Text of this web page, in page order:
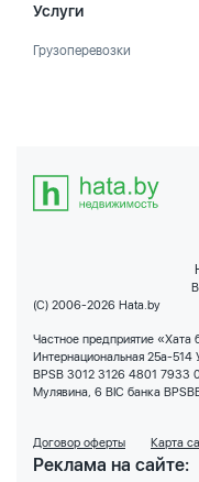
Услуги
Грузоперевозки
(C) 2006-2026 Hata.by
Частное предприятие
Интернациональная 25а-
BPSB 3012 3126 4801
Мулявина, 6 BIC банка
Договор оферты Карта
Реклама на сайте: